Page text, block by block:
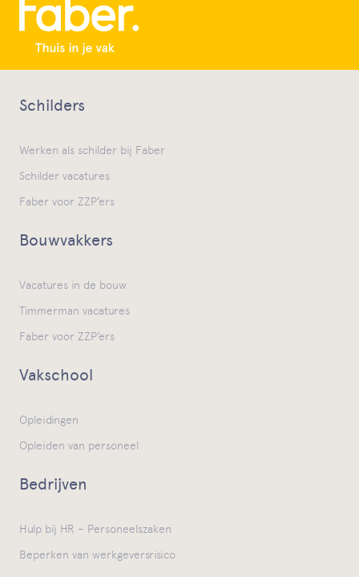
Schilders
Werken als schilder bij Faber
Schilder vacatures
Faber voor ZZP’ers
Bouwvakkers
Vacatures in de bouw
Timmerman vacatures
Faber voor ZZP’ers
Vakschool
Opleidingen
Opleiden van personeel
Bedrijven
Hulp bij HR – Personeelszaken
Beperken van werkgeversrisico